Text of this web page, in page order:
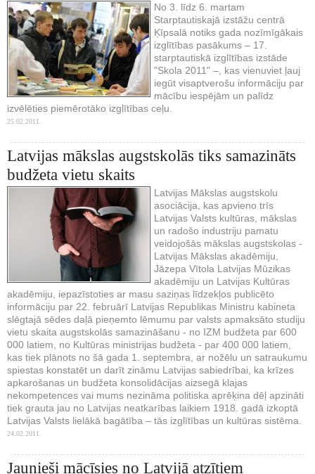
No 3. līdz 6. martam
Starptautiskajā izstāžu centrā
Ķīpsalā notiks gada nozīmīgākais
izglītības pasākums – 17.
starptautiskā izglītības izstāde
"Skola 2011" –, kas vienuviet ļauj
iegūt visaptverošu informāciju par
mācību iespējām un palīdz
izvēlēties piemērotāko izglītības ceļu.
25.02.2011.
Latvijas mākslas augstskolās tiks samazināts
budžeta vietu skaits
Latvijas Mākslas augstskolu
asociācija, kas apvieno trīs
Latvijas Valsts kultūras, mākslas
un radošo industriju pamatu
veidojošās mākslas augstskolas -
Latvijas Mākslas akadēmiju,
Jāzepa Vītola Latvijas Mūzikas
akadēmiju un Latvijas Kultūras
akadēmiju, iepazīstoties ar masu saziņas līdzekļos publicēto
informāciju par 22. februārī Latvijas Republikas Ministru kabineta
slēgtajā sēdes daļā pieņemto lēmumu par valsts apmaksāto studiju
vietu skaita augstskolās samazināšanu - no IZM budžeta par 600
000 latiem, no Kultūras ministrijas budžeta - par 400 000 latiem,
kas tiek plānots no šā gada 1. septembra, ar nožēlu un satraukumu
spiestas konstatēt un darīt zināmu Latvijas sabiedrībai, ka krīzes
apkarošanas un budžeta konsolidācijas aizsegā klajas
nekompetences vai mums nezināma politiska aprēķina dēļ apzināti
tiek grauta jau no Latvijas neatkarības laikiem 1918. gadā izkoptā
Latvijas Valsts lielākā bagātība – tās izglītības un kultūras sistēma.
24.02.2011.
Jaunieši mācīsies no Latvijā atzītiem